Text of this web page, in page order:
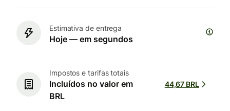
Estimativa de entrega
Hoje — em segundos
Impostos e tarifas totais
Incluídos no valor em
BRL
44,67 BRL